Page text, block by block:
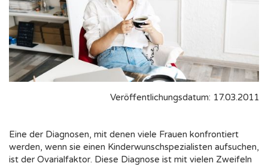
Veröffentlichungsdatum: 17.03.2011
Eine der Diagnosen, mit denen viele Frauen konfrontiert
werden, wenn sie einen Kinderwunschspezialisten aufsuchen,
ist der Ovarialfaktor. Diese Diagnose ist mit vielen Zweifeln